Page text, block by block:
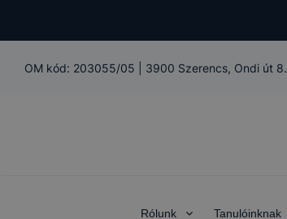
OM kód: 203055/05 3900 Szerencs, Ondi út 8.
Rólunk Tanulóinknak